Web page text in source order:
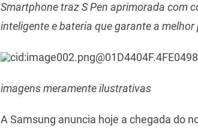
Smartphone traz S Pen aprimorada com
inteligente e bateria que garante a
imagens meramente ilustrativas
A Samsung anuncia hoje a chegada do